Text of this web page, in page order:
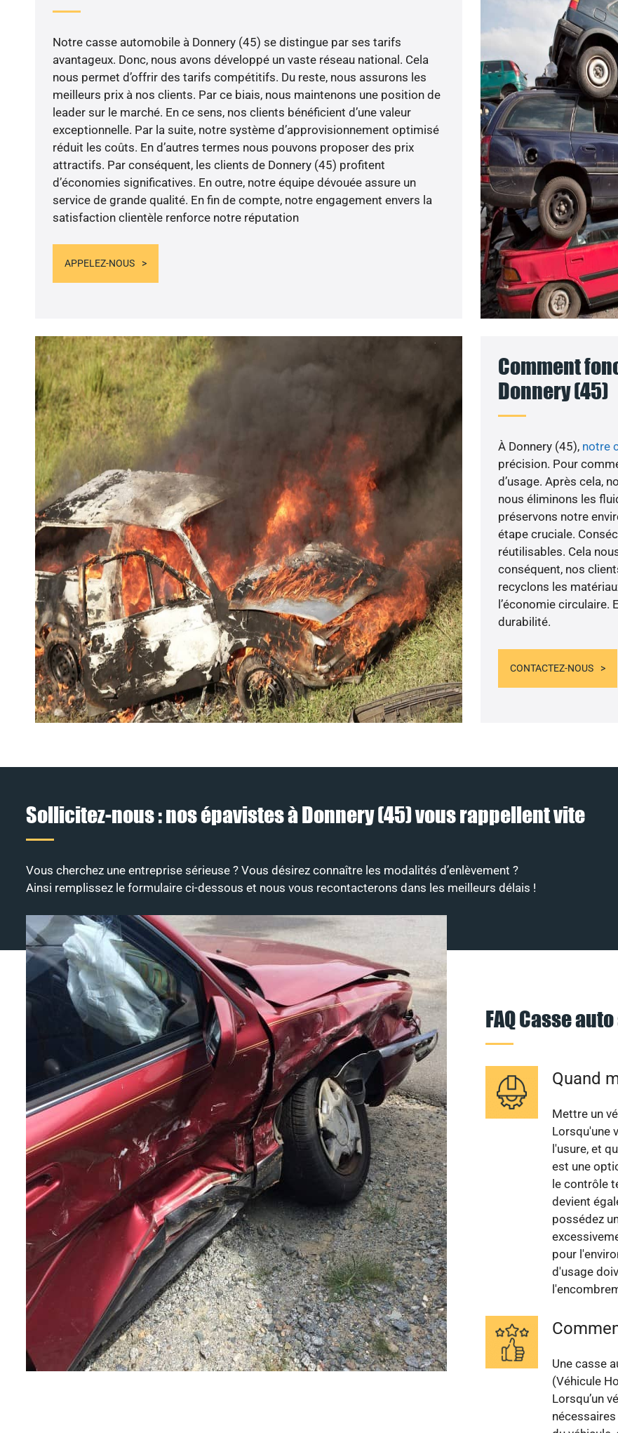
Notre casse automobile à Donnery (45) se distingue par ses tarifs
avantageux. Donc, nous avons développé un vaste réseau national. Cela
nous permet d’offrir des tarifs compétitifs. Du reste, nous assurons les
meilleurs prix à nos clients. Par ce biais, nous maintenons une position de
leader sur le marché. En ce sens, nos clients bénéficient d’une valeur
exceptionnelle. Par la suite, notre système d’approvisionnement optimisé
réduit les coûts. En d’autres termes nous pouvons proposer des prix
attractifs. Par conséquent, les clients de Donnery (45) profitent
d’économies significatives. En outre, notre équipe dévouée assure un
service de grande qualité. En fin de compte, notre engagement envers la
satisfaction clientèle renforce notre réputation
APPELEZ-NOUS
Comment
Donnery (45)
À Donnery (45), notre
précision. Pour
d’usage. Après cela,
nous éliminons les
préservons notre
étape cruciale.
réutilisables. Cela
conséquent, nos
recyclons les
l’économie circulaire.
durabilité.
CONTACTEZ-NOUS
Sollicitez-nous : nos épavistes à Donnery (45) vous rappellent vite
Vous cherchez une entreprise sérieuse ? Vous désirez connaître les modalités d’enlèvement ?
Ainsi remplissez le formulaire ci-dessous et nous vous recontacterons dans les meilleurs délais !
FAQ Casse
Quand
Mettre un
Lorsqu'une
l'usure, et
est une
le contrôle
devient
possédez
pour
d'usage
Une casse
(Véhicule
Lorsqu’un